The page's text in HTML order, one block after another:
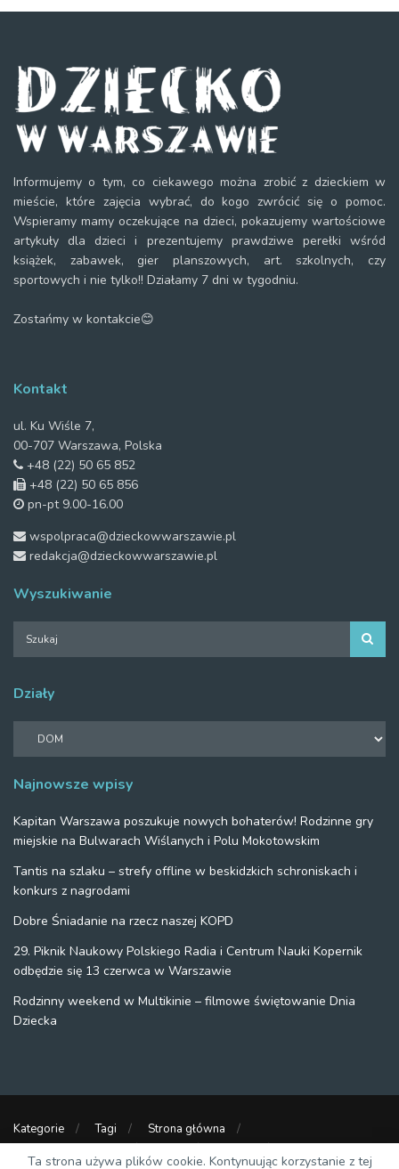
Informujemy o tym, co ciekawego można zrobić z dzieckiem w
mieście, które zajęcia wybrać, do kogo zwrócić się o pomoc.
Wspieramy mamy oczekujące na dzieci, pokazujemy wartościowe
artykuły dla dzieci i prezentujemy prawdziwe perełki wśród
książek, zabawek, gier planszowych, art. szkolnych, czy
sportowych i nie tylko!! Działamy 7 dni w tygodniu.
Zostańmy w kontakcie😊
Kontakt
ul. Ku Wiśle 7,
00-707 Warszawa, Polska
+48 (22) 50 65 852
+48 (22) 50 65 856
pn-pt 9.00-16.00
wspolpraca@dzieckowwarszawie.pl
redakcja@dzieckowwarszawie.pl
Wyszukiwanie
Działy
Najnowsze wpisy
Kapitan Warszawa poszukuje nowych bohaterów! Rodzinne gry
miejskie na Bulwarach Wiślanych i Polu Mokotowskim
Tantis na szlaku – strefy offline w beskidzkich schroniskach i
konkurs z nagrodami
Dobre Śniadanie na rzecz naszej KOPD
29. Piknik Naukowy Polskiego Radia i Centrum Nauki Kopernik
odbędzie się 13 czerwca w Warszawie
Rodzinny weekend w Multikinie – filmowe świętowanie Dnia
Dziecka
Kategorie Tagi
Strona główna
Polityka prywatności
O nas
Kontakt
Ta strona używa plików cookie. Kontynuując korzystanie z tej